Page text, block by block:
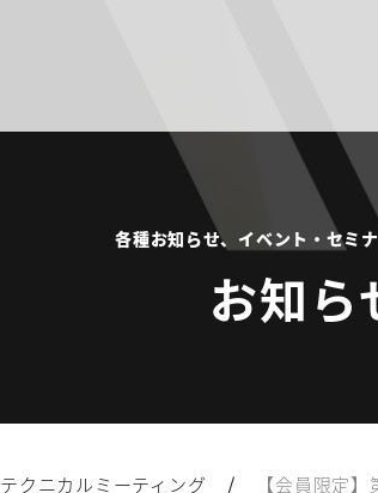
各種お知らせ、イベント・セミ
お知ら
テクニカルミーティング /
【会員限定